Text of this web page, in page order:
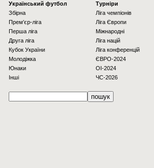
Українcький футбол
Збірна
Прем'єр-ліга
Перша ліга
Друга ліга
Кубок України
Молодіжка
Юнаки
Інші
Турніри
Ліга чемпіонів
Ліга Європи
Міжнародні
Ліга націй
Ліга конференцій
ЄВРО-2024
OI-2024
ЧС-2026